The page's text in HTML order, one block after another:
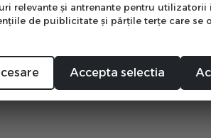
Machine Riff Jr
1912 00 lei
Bicicleta Rock
2249 lei
relevante şi antrenante pentru
de puiblicitate şi părţile terţe care se
Accepta selectia
Mă abonez